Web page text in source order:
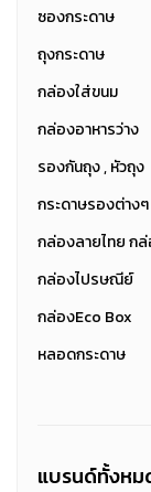
ซองกระดาษ
ถุงกระดาษ
กล่องใส่ขนม
กล่องอาหารว่าง
รองกันถุง , หัวถุง
กระดาษรองต่างๆ
กล่องลายไทย กล่
กล่องไปรษณีย์
กล่องEco Box
หลอดกระดาษ
แบรนด์ทั้งหม